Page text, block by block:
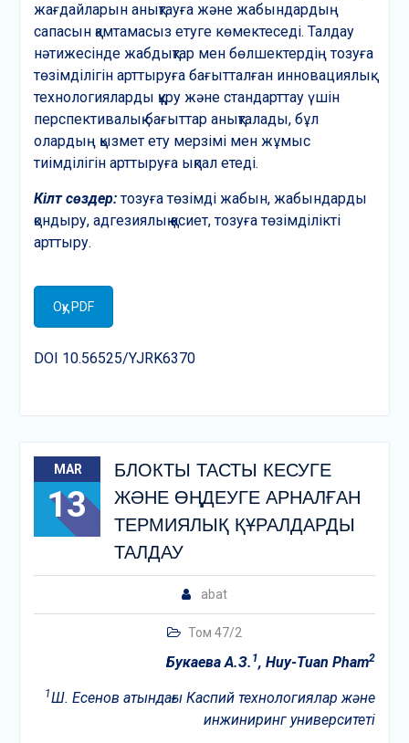
жағдайларын анықтауға және жабындардың
сапасын қамтамасыз етуге көмектеседі. Талдау
нәтижесінде жабдықтар мен бөлшектердің тозуға
төзімділігін арттыруға бағытталған инновациялық
технологияларды құру және стандарттау үшін
перспективалық бағыттар анықталады, бұл
олардың қызмет ету мерзімі мен жұмыс
тиімділігін арттыруға ықпал етеді.
Кілт сөздер:тозуға төзімді жабын, жабындарды
қондыру, адгезиялық қасиет, тозуға төзімділікті
арттыру.
Оқу PDF
DOI 10.56525/YJRK6370
MAR
13
БЛОКТЫ ТАСТЫ КЕСУГЕ
ЖӘНЕ ӨҢДЕУГЕ АРНАЛҒАН
ТЕРМИЯЛЫҚ ҚҰРАЛДАРДЫ
ТАЛДАУ
abat
Том 47/2
Букаева А.З. 1, Huy-Tuan Pham2
1Ш. Есенов атындағы Каспий технологиялар және
инжиниринг университеті